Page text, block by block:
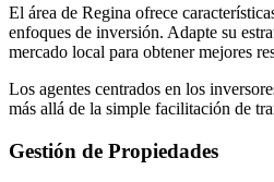
El área de Regina ofrece
enfoques de inversión. Adapte su
mercado local para obtener mejores
Los agentes centrados en los
más allá de la simple facilitación de
Gestión de Propiedades